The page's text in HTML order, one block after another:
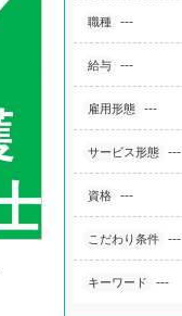
職種 ---
給与 ---
雇用形態 ---
サービス形態 ---
資格 ---
こだわり条件 ---
キーワード ---